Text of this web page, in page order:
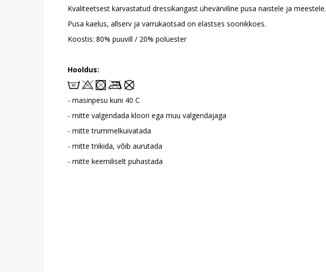
Kvaliteetsest karvastatud dressikangast ühevärviline pusa naistele ja meestele.
Pusa kaelus, allserv ja varrukaotsad on elastses soonikkoes.
Koostis: 80% puuvill / 20% polüester
Hooldus:
- masinpesu kuni 40 C
- mitte valgendada kloori ega muu valgendajaga
- mitte trummelkuivatada
- mitte triikida, võib aurutada
- mitte keemiliselt puhastada